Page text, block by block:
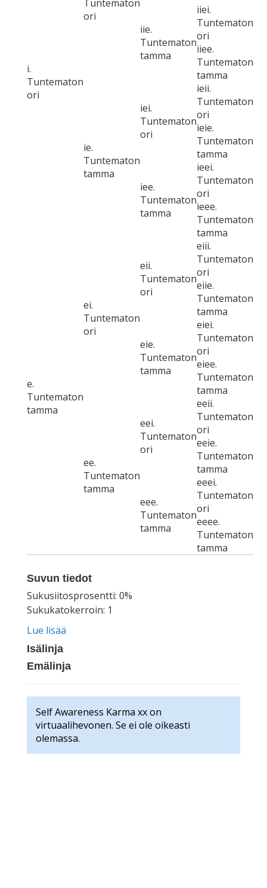
i.
Tuntematon
ori
Tuntematon
ori
iie.
Tuntematon
tamma
iiei.
Tuntematon
ori
iiee.
Tuntematon
tamma
ie.
Tuntematon
tamma
iei.
Tuntematon
ori
ieii.
Tuntematon
ori
ieie.
Tuntematon
tamma
iee.
Tuntematon
tamma
ieei.
Tuntematon
ori
ieee.
Tuntematon
tamma
e.
Tuntematon
tamma
ei.
Tuntematon
ori
eii.
Tuntematon
ori
eiii.
Tuntematon
ori
eiie.
Tuntematon
tamma
eie.
Tuntematon
tamma
eiei.
Tuntematon
ori
eiee.
Tuntematon
tamma
ee.
Tuntematon
tamma
eei.
Tuntematon
ori
eeii.
Tuntematon
ori
eeie.
Tuntematon
tamma
eee.
Tuntematon
tamma
eeei.
Tuntematon
ori
eeee.
Tuntematon
tamma
Suvun tiedot
Sukusiitosprosentti: 0%
Sukukatokerroin: 1
Lue lisää
Isälinja
Emälinja
Self Awareness Karma xx on
virtuaalihevonen. Se ei ole oikeasti
olemassa.